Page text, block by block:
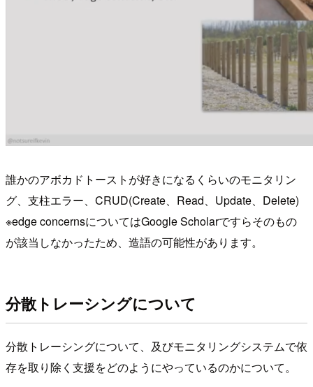
誰かのアボカドトーストが好きになるくらいのモニタリン
グ、支柱エラー、CRUD(Create、Read、Update、Delete)
※edge concernsについてはGoogle Scholarですらそのもの
が該当しなかったため、造語の可能性があります。
分散トレーシングについて
分散トレーシングについて、及びモニタリングシステムで依
存を取り除く支援をどのようにやっているのかについて。